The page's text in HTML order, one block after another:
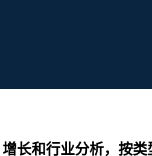
长和行业分析，按